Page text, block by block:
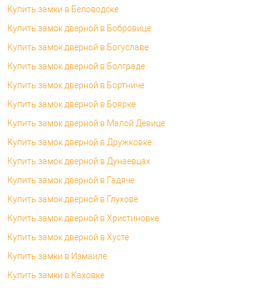
Купить замки в Беловодске
Купить замок дверной в Бобровице
Купить замок дверной в Богуславе
Купить замок дверной в Болграде
Купить замок дверной в Бортниче
Купить замок дверной в Боярке
Купить замок дверной в Малой Девице
Купить замок дверной в Дружковке
Купить замок дверной в Дунаевцах
Купить замок дверной в Гадяче
Купить замок дверной в Глухове
Купить замок дверной в Христиновке
Купить замок дверной в Хусте
Купить замки в Измаиле
Купить замки в Каховке